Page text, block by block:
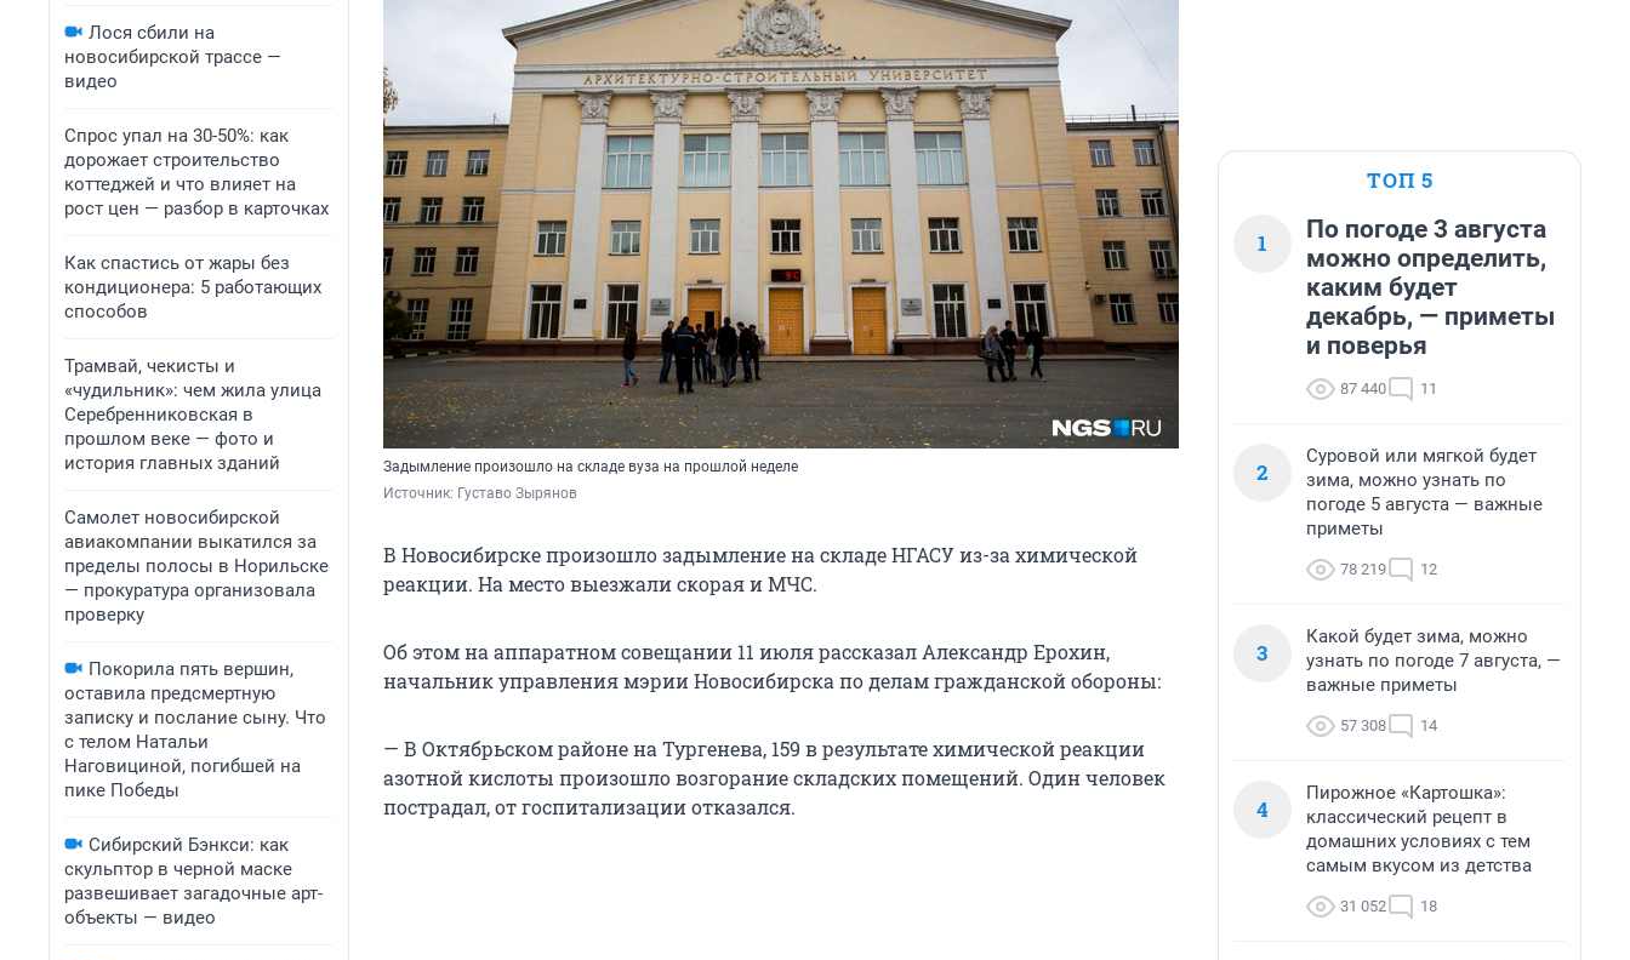
Лося сбили на
новосибирской трассе —
видео
Спрос упал на 30-50%: как
дорожает строительство
коттеджей и что влияет на
рост цен — разбор в карточках
Как спастись от жары без
кондиционера: 5 работающих
способов
Трамвай, чекисты и
«чудильник»: чем жила улица
Серебренниковская в
прошлом веке — фото и
история главных зданий
Самолет новосибирской
авиакомпании выкатился за
пределы полосы в Норильске
— прокуратура организовала
проверку
Покорила пять вершин,
оставила предсмертную
записку и послание сыну. Что
с телом Натальи
Наговициной, погибшей на
пике Победы
Сибирский Бэнкси: как
скульптор в черной маске
развешивает загадочные арт-
объекты — видео
Задымление произошло на складе вуза на прошлой неделе
Источник: Густаво Зырянов
В Новосибирске произошло задымление на складе НГАСУ из-за химической
реакции. На место выезжали скорая и МЧС.
Об этом на аппаратном совещании 11 июля рассказал Александр Ерохин,
начальник управления мэрии Новосибирска по делам гражданской обороны:
— В Октябрьском районе на Тургенева, 159 в результате химической реакции
азотной кислоты произошло возгорание складских помещений. Один человек
пострадал, от госпитализации отказался.
ТОП 5
1
По погоде 3 августа
можно определить,
каким будет
декабрь, — приметы
и поверья
87 440 11
2
Суровой или мягкой будет
зима, можно узнать по
погоде 5 августа — важные
приметы
78 219 12
3
Какой будет зима, можно
узнать по погоде 7 августа, —
важные приметы
57 308 14
4
Пирожное «Картошка»:
классический рецепт в
домашних условиях с тем
самым вкусом из детства
31 052 18